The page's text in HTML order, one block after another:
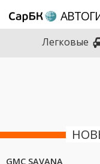
Легковые
GMC SAVANA